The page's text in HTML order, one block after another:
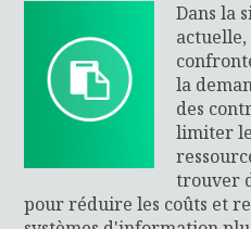
Dans la
la
des
limiter
trouver
pour réduire les coûts et